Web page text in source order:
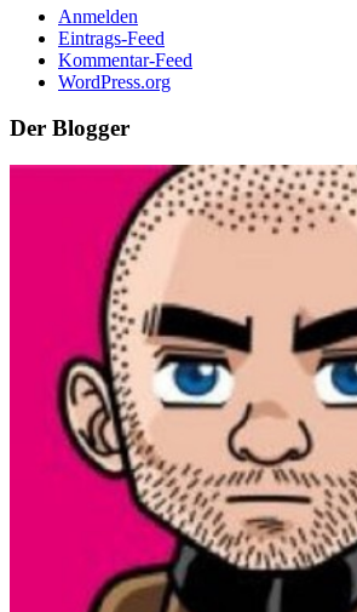
Anmelden
Eintrags-Feed
Kommentar-Feed
WordPress.org
Der Blogger